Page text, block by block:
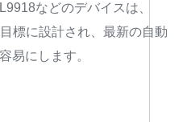
L9918などのデバイスは、
標に設計され、最新の自動
易にします。